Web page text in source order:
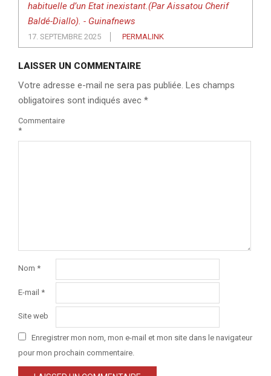
habituelle d’un Etat inexistant.(Par Aissatou Cherif
Baldé-Diallo). - Guinafnews
17. SEPTEMBRE 2025 PERMALINK
LAISSER UN COMMENTAIRE
Votre adresse e-mail ne sera pas publiée. Les champs
obligatoires sont indiqués avec *
Commentaire
*
Nom *
E-mail *
Site web
Enregistrer mon nom, mon e-mail et mon site dans le navigateur
pour mon prochain commentaire.